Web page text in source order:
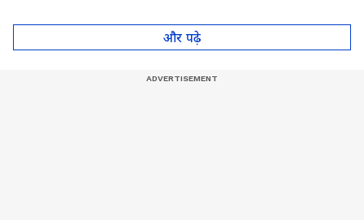
Anju Gupta
और पढ़े